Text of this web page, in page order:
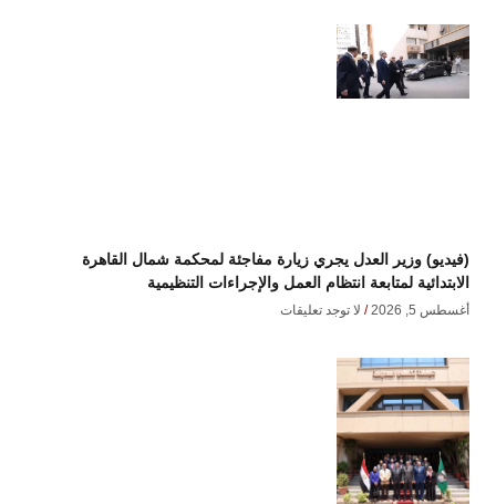
(فيديو) وزير العدل يجري زيارة مفاجئة لمحكمة شمال القاهرة
الابتدائية لمتابعة انتظام العمل والإجراءات التنظيمية
أغسطس 5, 2026 لا توجد تعليقات